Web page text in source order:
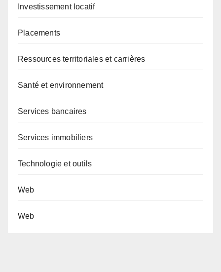
Investissement locatif
Placements
Ressources territoriales et carrières
Santé et environnement
Services bancaires
Services immobiliers
Technologie et outils
Web
Web